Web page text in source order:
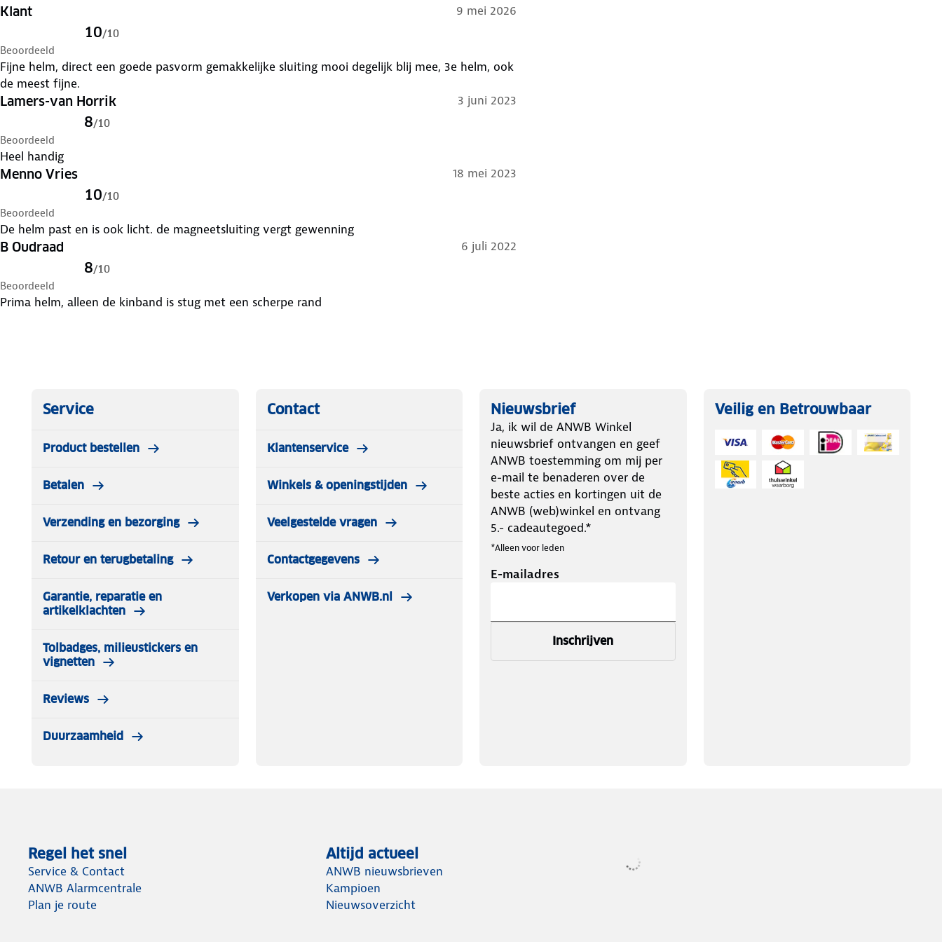
Klant 9 mei 2026
10/10
Beoordeeld
Fijne helm, direct een goede pasvorm gemakkelijke sluiting mooi degelijk blij mee, 3e helm, ook
de meest fijne.
Lamers-van Horrik 3 juni 2023
8/10
Beoordeeld
Heel handig
Menno Vries 18 mei 2023
10/10
Beoordeeld
De helm past en is ook licht. de magneetsluiting vergt gewenning
B Oudraad 6 juli 2022
8/10
Beoordeeld
Prima helm, alleen de kinband is stug met een scherpe rand
Service
Product bestellen
Betalen
Verzending en bezorging
Retour en terugbetaling
Garantie, reparatie en
artikelklachten
Tolbadges, milieustickers en
vignetten
Reviews
Duurzaamheid
Contact
Klantenservice
Winkels & openingstijden
Veelgestelde vragen
Contactgegevens
Verkopen via ANWB.nl
Nieuwsbrief
Ja, ik wil de ANWB Winkel
nieuwsbrief ontvangen en geef
ANWB toestemming om mij per
e-mail te benaderen over de
beste acties en kortingen uit de
ANWB (web)winkel en ontvang
5.- cadeautegoed.*
*Alleen voor leden
E-mailadres
Inschrijven
Veilig en Betrouwbaar
Regel het snel
Service & Contact
ANWB Alarmcentrale
Plan je route
Altijd actueel
ANWB nieuwsbrieven
Kampioen
Nieuwsoverzicht